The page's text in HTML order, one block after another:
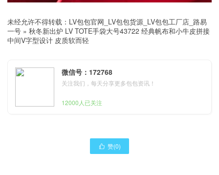
未经允许不得转载： LV包包官网_LV包包货源_LV包包工厂店_路易
一号 » 秋冬新出炉 LV TOTE手袋大号43722 经典帆布和小牛皮拼接
中间V字型设计 皮质软而轻
微信号：172768
关注我们，每天分享更多包包资讯！
12000人已关注
 赞(0)